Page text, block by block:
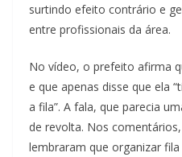
surtindo efeito contrário e
entre profissionais da área.
No vídeo, o prefeito afirma
e que apenas disse que ela
a fila”. A fala, que parecia
de revolta. Nos
lembraram que organizar